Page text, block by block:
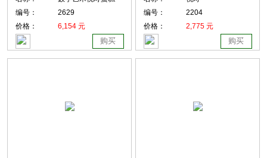
编号：
2629
价格：
6,154 元
购买
编号：
2204
价格：
2,775 元
购买